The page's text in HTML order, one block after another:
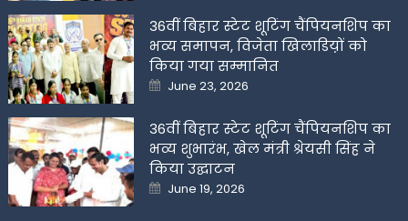
36वीं बिहार स्टेट शूटिंग चैंपियनशिप का
भव्य समापन, विजेता खिलाडिय़ों को
किया गया सम्मानित
Posted
on
June 23, 2026
36वीं बिहार स्टेट शूटिंग चैंपियनशिप का
भव्य शुभारंभ, खेल मंत्री श्रेयसी सिंह ने
किया उद्घाटन
Posted
on
June 19, 2026